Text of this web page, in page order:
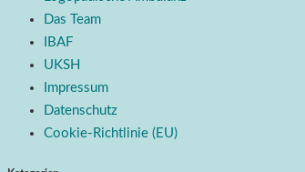
Das Team
IBAF
UKSH
Impressum
Datenschutz
Cookie-Richtlinie (EU)